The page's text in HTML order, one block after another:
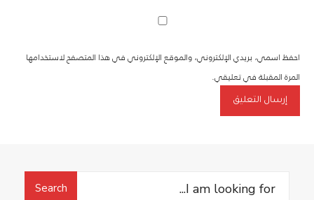
احفظ اسمي، بريدي الإلكتروني، والموقع الإلكتروني في هذا المتصفح لاستخدامها
المرة المقبلة في تعليقي.
Search
Search